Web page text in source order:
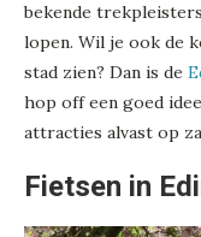
bekende
lopen. Wil je ook de
stad zien? Dan is de
hop off een goed
attracties alvast op
Fietsen in